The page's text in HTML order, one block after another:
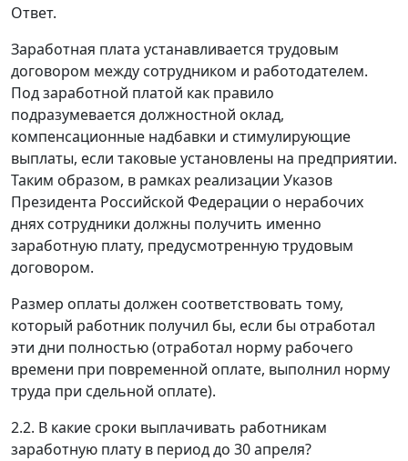
Ответ.
Заработная плата устанавливается трудовым
договором между сотрудником и работодателем.
Под заработной платой как правило
подразумевается должностной оклад,
компенсационные надбавки и стимулирующие
выплаты, если таковые установлены на предприятии.
Таким образом, в рамках реализации Указов
Президента Российской Федерации о нерабочих
днях сотрудники должны получить именно
заработную плату, предусмотренную трудовым
договором.
Размер оплаты должен соответствовать тому,
который работник получил бы, если бы отработал
эти дни полностью (отработал норму рабочего
времени при повременной оплате, выполнил норму
труда при сдельной оплате).
2.2. В какие сроки выплачивать работникам
заработную плату в период до 30 апреля?